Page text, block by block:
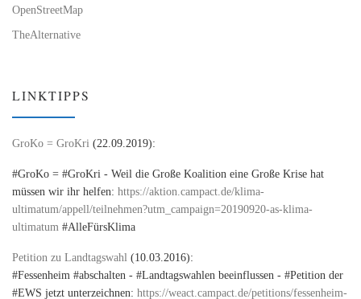
OpenStreetMap
TheAlternative
LINKTIPPS
GroKo = GroKri (22.09.2019):
#GroKo = #GroKri - Weil die Große Koalition eine Große Krise hat
müssen wir ihr helfen: https://aktion.campact.de/klima-
ultimatum/appell/teilnehmen?utm_campaign=20190920-as-klima-
ultimatum #AlleFürsKlima
Petition zu Landtagswahl (10.03.2016):
#Fessenheim #abschalten - #Landtagswahlen beeinflussen - #Petition der
#EWS jetzt unterzeichnen: https://weact.campact.de/petitions/fessenheim-